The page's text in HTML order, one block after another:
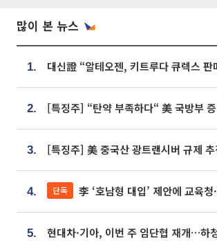
많이 본 뉴스
1.
2.
3.
4. 단독 李 ‘호남형 대입’ 제안에 교육청·지역대학 서·논술
5.